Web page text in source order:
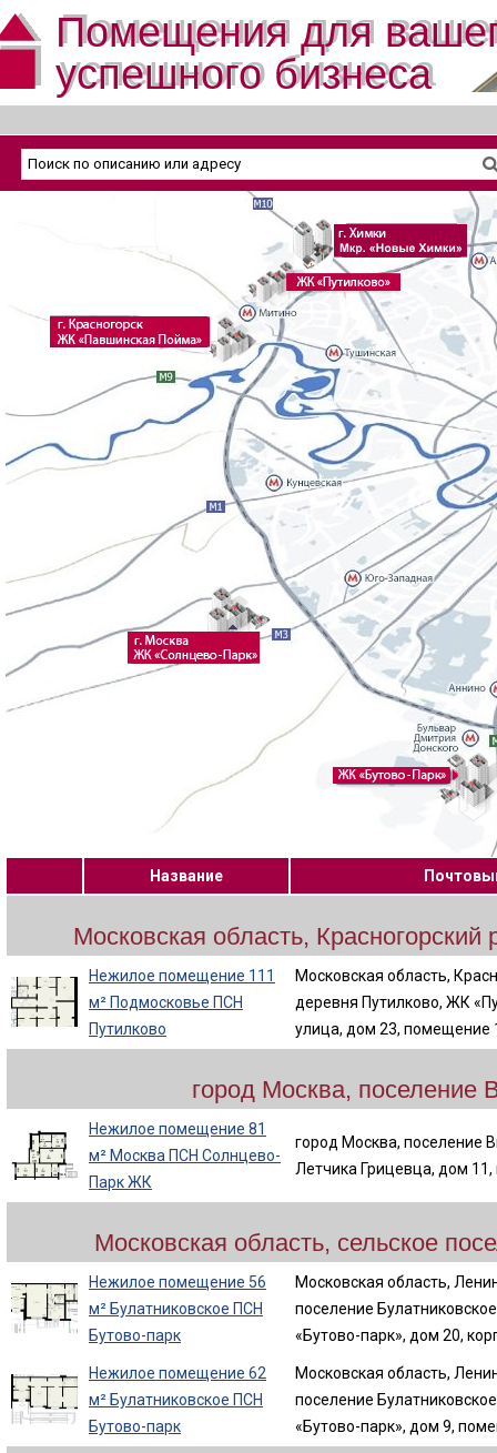
Помещения для
успешного бизнеса
Название
Московская область,
Нежилое помещение 111
м² Подмосковье ПСН
Путилково
Московская область,
деревня Путилково, ЖК
улица, дом 23, помещение
город Москва, поселение
Нежилое помещение 81
м² Москва ПСН Солнцево-
Парк ЖК
город Москва, поселение
Летчика Грицевца, дом
Московская область, сельское
Нежилое помещение 56
м² Булатниковское ПСН
Бутово-парк
Московская область,
поселение
«Бутово-парк», дом 20,
Нежилое помещение 62
м² Булатниковское ПСН
Бутово-парк
Московская область,
поселение
«Бутово-парк», дом 9,